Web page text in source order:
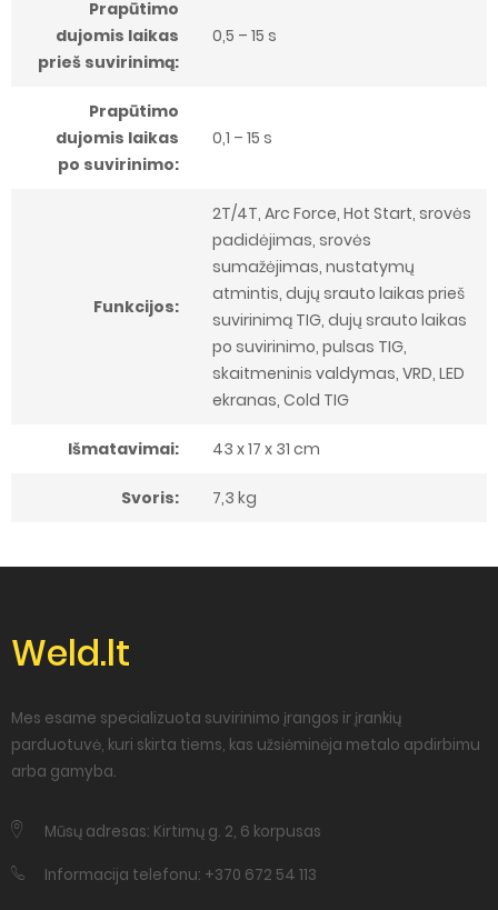
Prapūtimo
dujomis laikas
prieš suvirinimą:
0,5 – 15 s
Prapūtimo
dujomis laikas
po suvirinimo:
0,1 – 15 s
Funkcijos:
2T/4T, Arc Force, Hot Start, srovės
padidėjimas, srovės
sumažėjimas, nustatymų
atmintis, dujų srauto laikas prieš
suvirinimą TIG, dujų srauto laikas
po suvirinimo, pulsas TIG,
skaitmeninis valdymas, VRD, LED
ekranas, Cold TIG
Išmatavimai: 43 x 17 x 31 cm
Svoris: 7,3 kg
Weld.lt
Mes esame specializuota suvirinimo įrangos ir įrankių
parduotuvė, kuri skirta tiems, kas užsiėminėja metalo apdirbimu
arba gamyba.
Mūsų adresas: Kirtimų g. 2, 6 korpusas
Informacija telefonu: +370 672 54 113